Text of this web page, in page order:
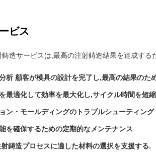
ビス
造サービスは,最高の注射鋳造結果を達成す
析 顧客が模具の設計を完了し,最高の結果のた
最適化して効率を最大化し,サイクル時間を短
ン・モールディングのトラブルシューティン
を確保するための定期的なメンテナンス
鋳造プロセスに適した材料の選択を支援する.